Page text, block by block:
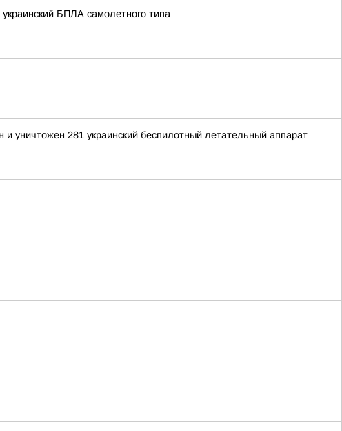
БПЛА самолетного типа
281 украинский беспилотный летательный аппарат